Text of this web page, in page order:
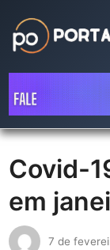
content
Covid-
em
7 de